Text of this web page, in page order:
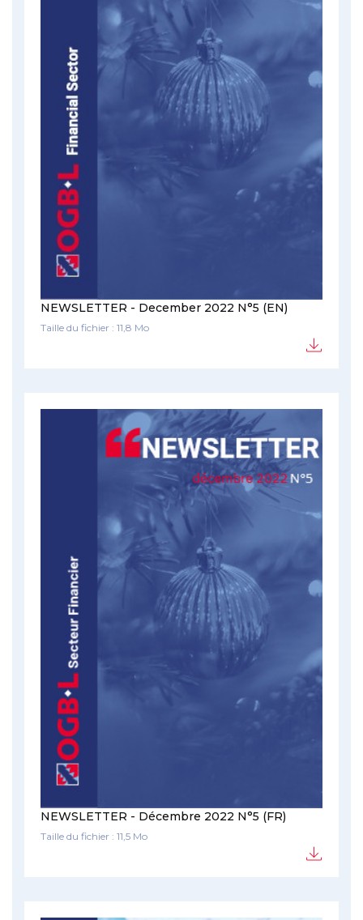
NEWSLETTER - December 2022 N°5 (EN)
Taille du fichier : 11,8 Mo
NEWSLETTER - Décembre 2022 N°5 (FR)
Taille du fichier : 11,5 Mo